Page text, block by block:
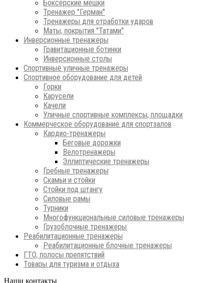
Боксерские мешки
Тренажер "Герман"
Тренажеры для отработки ударов
Маты, покрытия "Татами"
Инверсионные тренажеры
Гравитационные ботинки
Инверсионные столы
Спортивные уличные тренажеры
Спортивное оборудование для детей
Горки
Карусели
Качели
Уличные спортивные комплексы, площадки
Коммерческое оборудование для спортзалов
Кардио-тренажеры
Беговые дорожки
Велотренажеры
Эллиптические тренажеры
Гребные тренажеры
Скамьи и стойки
Стойки под штангу
Силовые рамы
Турники
Многофункциональные силовые тренажеры
Грузоблочные тренажеры
Реабилитационные тренажеры
Реабилитационные блочные тренажеры
ГТО, полосы препятствий
Товары для туризма и отдыха
Наши контакты